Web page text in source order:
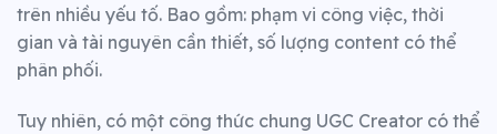
trên nhiều yếu tố. Bao gồm: phạm vi công việc, thời
gian và tài nguyên cần thiết, số lượng content có thể
phân phối.
Tuy nhiên, có một công thức chung UGC Creator có thể